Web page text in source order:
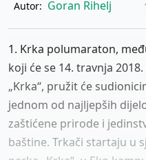
Autor: Goran Rihelj
1. Krka polumaraton,
koji će se 14. travnja
„Krka“, pružit će
jednom od najljepših
zaštićene prirode i
baštine. Trkači startaju u